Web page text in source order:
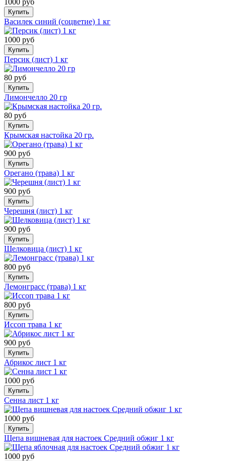
Купить
Василек синий (соцветие) 1 кг
1000 руб
Купить
Персик (лист) 1 кг
80 руб
Купить
Лимончелло 20 гр
80 руб
Купить
Крымская настойка 20 гр.
900 руб
Купить
Орегано (трава) 1 кг
900 руб
Купить
Черешня (лист) 1 кг
900 руб
Купить
Шелковица (лист) 1 кг
800 руб
Купить
Лемонграсс (трава) 1 кг
800 руб
Купить
Иссоп трава 1 кг
900 руб
Купить
Абрикос лист 1 кг
1000 руб
Купить
Сенна лист 1 кг
1000 руб
Купить
Щепа вишневая для настоек Средний обжиг 1 кг
1000 руб